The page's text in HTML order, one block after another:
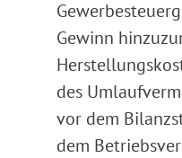
Gewinn
des
vor dem
dem